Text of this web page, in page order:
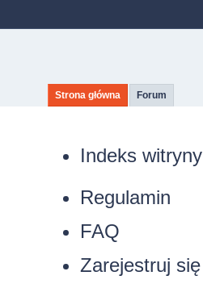
Strona główna Forum
Indeks witryny
Regulamin
FAQ
Zarejestruj się